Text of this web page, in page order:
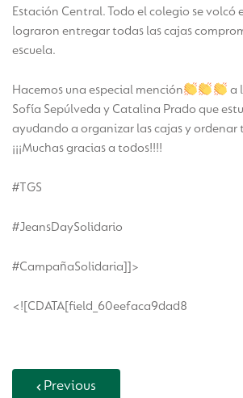
Estación Central. Todo el colegio se volcó
lograron entregar todas las cajas
escuela.
Hacemos una especial mención
a
Sofía Sepúlveda y Catalina Prado que
ayudando a organizar las cajas y ordenar
¡¡¡Muchas gracias a todos!!!!
#TGS
#JeansDaySolidario
#CampañaSolidaria]]>
<![CDATA[field_60eefaca9dad8
Previous